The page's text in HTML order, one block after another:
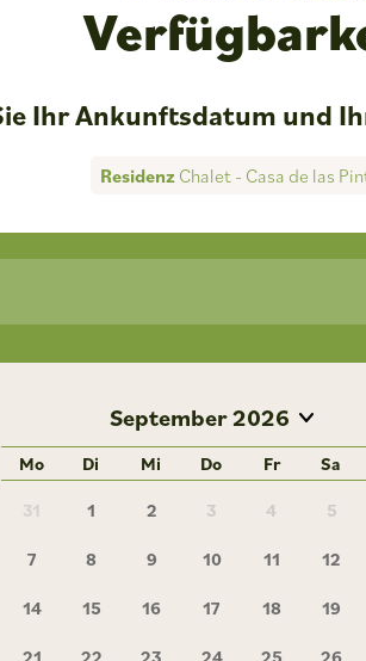
Ihr Ankunftsdatum und
Residenz Chalet - Casa de las
September2026
Mo Di Mi Do Fr Sa
31 1 2 3 4 5
7 8 9 10 11 12
14 15 16 17 18 19
21 22 23 24 25 26